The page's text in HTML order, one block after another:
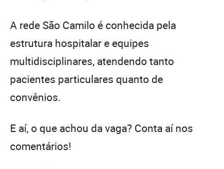
A rede São Camilo é conhecida pela
estrutura hospitalar e equipes
multidisciplinares, atendendo tanto
pacientes particulares quanto de
convênios.
E aí, o que achou da vaga? Conta aí nos
comentários!